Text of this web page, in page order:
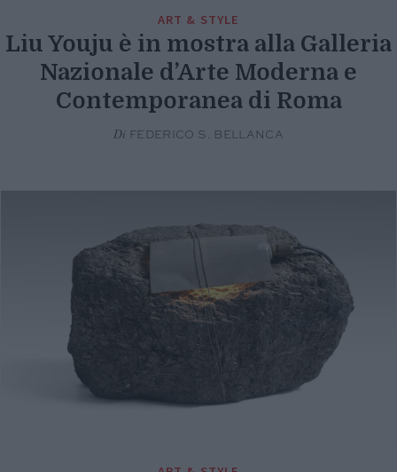
ART & STYLE
Liu Youju è in mostra alla Galleria
Nazionale d’Arte Moderna e
Contemporanea di Roma
Di FEDERICO S. BELLANCA